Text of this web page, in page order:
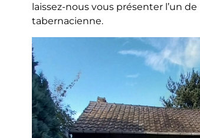
laissez-nous vous présenter l’un
tabernacienne.